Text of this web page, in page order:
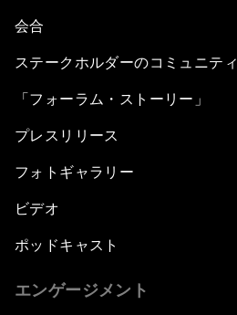
会合
ステークホルダーのコミュニティ
「フォーラム・ストーリー」
プレスリリース
フォトギャラリー
ビデオ
ポッドキャスト
エンゲージメント